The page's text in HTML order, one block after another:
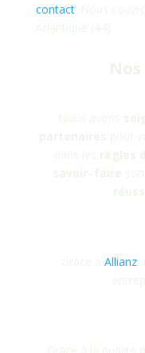
contact. Nous
Allianz,